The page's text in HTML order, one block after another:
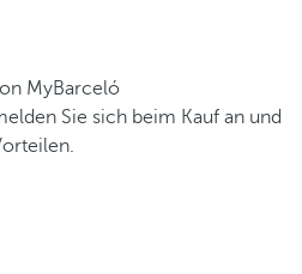
MyBarceló
Sie sich beim Kauf an und